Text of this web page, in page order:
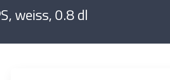
weiss, 0.8 dl